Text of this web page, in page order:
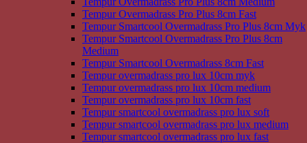
Tempur Overmadrass Pro Plus 8cm Fast
Tempur Smartcool Overmadrass Pro Plus 8cm Myk
Tempur Smartcool Overmadrass Pro Plus 8cm
Medium
Tempur Smartcool Overmadrass 8cm Fast
Tempur overmadrass pro lux 10cm myk
Tempur overmadrass pro lux 10cm medium
Tempur overmadrass pro lux 10cm fast
Tempur smartcool overmadrass pro lux soft
Tempur smartcool overmadrass pro lux medium
Tempur smartcool overmadrass pro lux fast